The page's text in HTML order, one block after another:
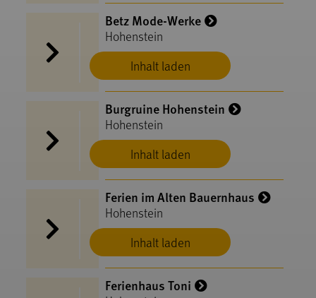
Inhalt laden
Betz Mode-Werke
Hohenstein
Inhalt laden
Burgruine Hohenstein
Hohenstein
Inhalt laden
Ferien im Alten Bauernhaus
Hohenstein
Ferienhaus Toni